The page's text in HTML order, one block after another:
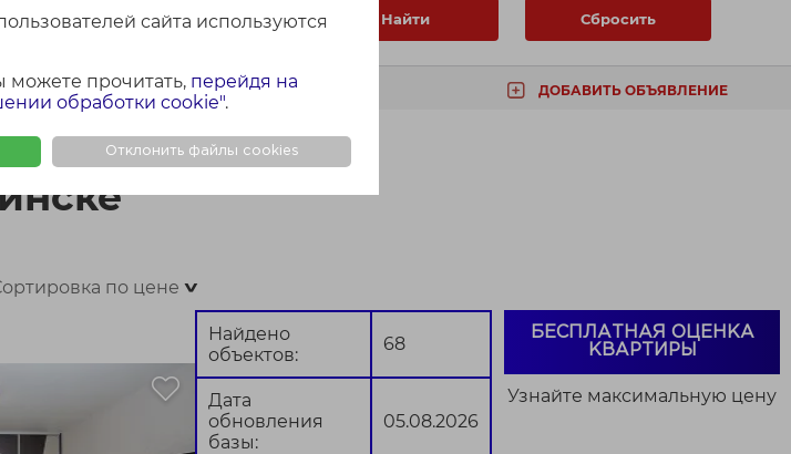
сайта используются
прочитать, перейдя на
обработки cookie".
Отклонить файлы cookies
Найти
Сбросить
ФОТО + КАРТА ФОТО КАРТА ДОБАВИТЬ ОБЪЯВЛЕНИЕ
по цене>
Найдено
объектов:
68
Дата
обновления
базы:
05.08.2026
БЕСПЛАТНАЯ ОЦЕНКА
КВАРТИРЫ
Узнайте максимальную цену